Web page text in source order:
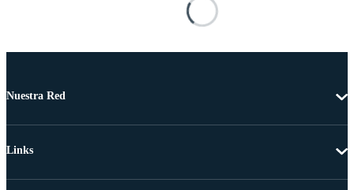
Nuestra Red
Links